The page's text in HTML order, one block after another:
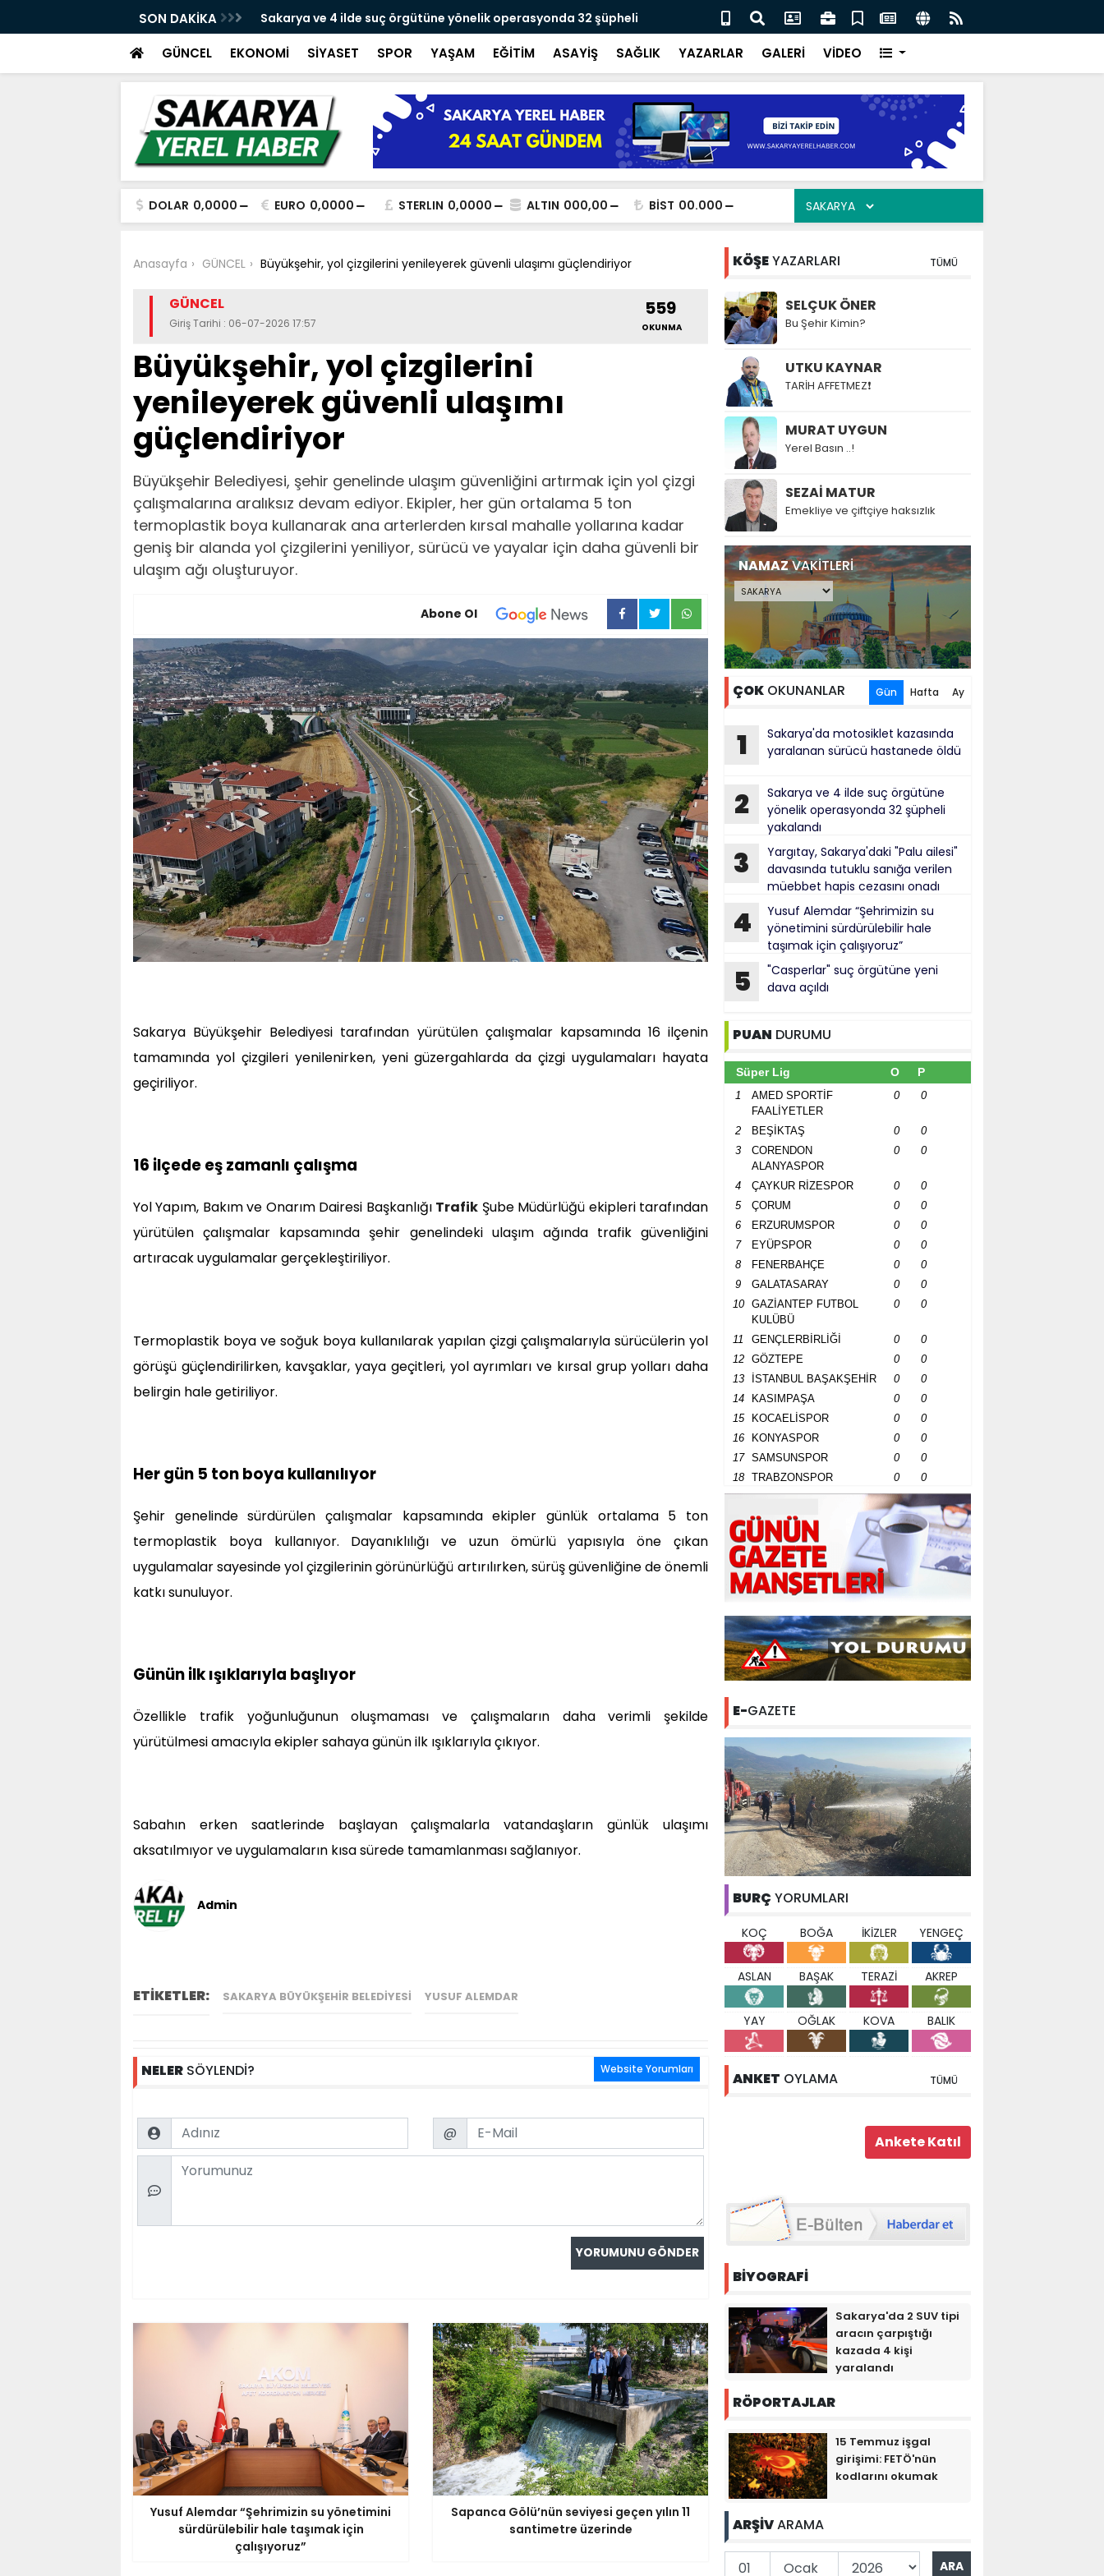
SON DAKİKA
Sakarya ve 4 ilde suç örgütüne yönelik operasyonda 32 şüpheli
yakalandı
Yusuf Alemdar “Şehrimizin su yönetimini sürdürülebilir hale taşımak
için çalışıyoruz”
GÜNCEL EKONOMİ SİYASET SPOR YAŞAM EĞİTİM ASAYİŞ SAĞLIK YAZARLAR GALERİ VİDEO
DOLAR 0,0000 EURO 0,0000 STERLIN 0,0000 ALTIN 000,00 BİST 00.000
Anasayfa GÜNCEL Büyükşehir, yol çizgilerini yenileyerek güvenli ulaşımı güçlendiriyor
GÜNCEL
Giriş Tarihi : 06-07-2026 17:57
559
OKUNMA
Büyükşehir, yol çizgilerini
yenileyerek güvenli ulaşımı
güçlendiriyor
Büyükşehir Belediyesi, şehir genelinde ulaşım güvenliğini artırmak için yol çizgi
çalışmalarına aralıksız devam ediyor. Ekipler, her gün ortalama 5 ton
termoplastik boya kullanarak ana arterlerden kırsal mahalle yollarına kadar
geniş bir alanda yol çizgilerini yeniliyor, sürücü ve yayalar için daha güvenli bir
ulaşım ağı oluşturuyor.
Abone Ol
Sakarya Büyükşehir Belediyesi tarafından yürütülen çalışmalar kapsamında 16 ilçenin
tamamında yol çizgileri yenilenirken, yeni güzergahlarda da çizgi uygulamaları hayata
geçiriliyor.
16 ilçede eş zamanlı çalışma
Yol Yapım, Bakım ve Onarım Dairesi Başkanlığı Trafik Şube Müdürlüğü ekipleri tarafından
yürütülen çalışmalar kapsamında şehir genelindeki ulaşım ağında trafik güvenliğini
artıracak uygulamalar gerçekleştiriliyor.
Termoplastik boya ve soğuk boya kullanılarak yapılan çizgi çalışmalarıyla sürücülerin yol
görüşü güçlendirilirken, kavşaklar, yaya geçitleri, yol ayrımları ve kırsal grup yolları daha
belirgin hale getiriliyor.
Her gün 5 ton boya kullanılıyor
Şehir genelinde sürdürülen çalışmalar kapsamında ekipler günlük ortalama 5 ton
termoplastik boya kullanıyor. Dayanıklılığı ve uzun ömürlü yapısıyla öne çıkan
uygulamalar sayesinde yol çizgilerinin görünürlüğü artırılırken, sürüş güvenliğine de önemli
katkı sunuluyor.
Günün ilk ışıklarıyla başlıyor
Özellikle trafik yoğunluğunun oluşmaması ve çalışmaların daha verimli şekilde
yürütülmesi amacıyla ekipler sahaya günün ilk ışıklarıyla çıkıyor.
Sabahın erken saatlerinde başlayan çalışmalarla vatandaşların günlük ulaşımı
aksatılmıyor ve uygulamaların kısa sürede tamamlanması sağlanıyor.
Admin
ETİKETLER: SAKARYA BÜYÜKŞEHIR BELEDIYESI YUSUF ALEMDAR
NELER SÖYLENDİ? Website Yorumları
Name Email
@
Comment
Yusuf Alemdar “Şehrimizin su yönetimini
sürdürülebilir hale taşımak için
çalışıyoruz”
Sapanca Gölü’nün seviyesi geçen yılın 11
santimetre üzerinde
KÖŞEYAZARLARI TÜMÜ
SELÇUK ÖNER
Bu Şehir Kimin?
UTKU KAYNAR
TARİH AFFETMEZ❗
MURAT UYGUN
Yerel Basın ..!
SEZAİ MATUR
Emekliye ve çiftçiye haksızlık
NAMAZVAKİTLERİ
ÇOK OKUNANLAR Gün Hafta Ay
1
Sakarya'da motosiklet kazasında
yaralanan sürücü hastanede öldü
2
Sakarya ve 4 ilde suç örgütüne
yönelik operasyonda 32 şüpheli
yakalandı
3
Yargıtay, Sakarya'daki "Palu ailesi"
davasında tutuklu sanığa verilen
müebbet hapis cezasını onadı
4
Yusuf Alemdar “Şehrimizin su
yönetimini sürdürülebilir hale
taşımak için çalışıyoruz”
5
"Casperlar" suç örgütüne yeni
dava açıldı
PUAN DURUMU
Süper Lig O P
1
AMED SPORTİF
FAALİYETLER
0 0
2 BEŞİKTAŞ 0
0
3
CORENDON
ALANYASPOR
0 0
4 ÇAYKUR RİZESPOR 0
0
5
ÇORUM 0
0
6
ERZURUMSPOR 0
0
7
EYÜPSPOR 0
0
8
FENERBAHÇE 0
0
9
GALATASARAY 0
0
10
GAZİANTEP FUTBOL
KULÜBÜ
0 0
11 GENÇLERBİRLİĞİ 0
0
12
GÖZTEPE 0
0
13
İSTANBUL BAŞAKŞEHİR 0
0
14
KASIMPAŞA 0
0
15
KOCAELİSPOR 0
0
16
KONYASPOR 0
0
17
SAMSUNSPOR 0
0
18
TRABZONSPOR 0 0
E-GAZETE
BURÇ YORUMLARI
KOÇ BOĞA İKİZLER YENGEÇ
ASLAN BAŞAK TERAZİ AKREP
YAY OĞLAK KOVA BALIK
ANKET OYLAMA TÜMÜ
BİYOGRAFİ
Sakarya'da 2 SUV tipi
aracın çarpıştığı
kazada 4 kişi
yaralandı
RÖPORTAJLAR
15 Temmuz işgal
girişimi: FETÖ'nün
kodlarını okumak
ARŞİVARAMA